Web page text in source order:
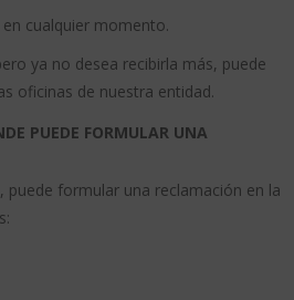
cualquier momento.
ya no desea recibirla más, puede
oficinas de nuestra entidad.
PUEDE FORMULAR UNA
puede formular una reclamación en la